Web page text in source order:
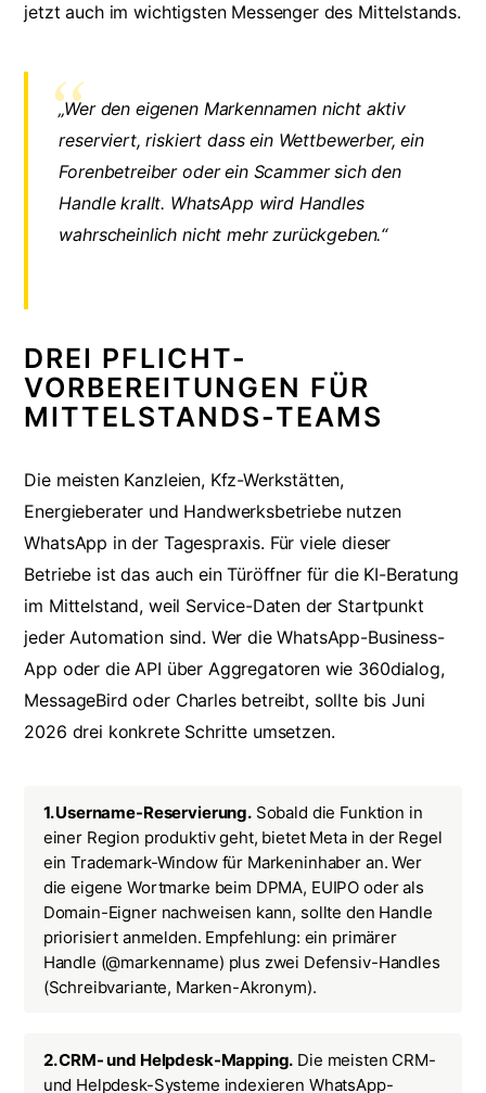
jetzt auch im wichtigsten Messenger des Mittelstands.
„Wer den eigenen Markennamen nicht aktiv
reserviert, riskiert dass ein Wettbewerber, ein
Forenbetreiber oder ein Scammer sich den
Handle krallt. WhatsApp wird Handles
wahrscheinlich nicht mehr zurückgeben.“
DREI PFLICHT-
VORBEREITUNGEN FÜR
MITTELSTANDS-TEAMS
Die meisten Kanzleien, Kfz-Werkstätten,
Energieberater und Handwerksbetriebe nutzen
WhatsApp in der Tagespraxis. Für viele dieser
Betriebe ist das auch ein Türöffner für die KI-Beratung
im Mittelstand, weil Service-Daten der Startpunkt
jeder Automation sind. Wer die WhatsApp-Business-
App oder die API über Aggregatoren wie 360dialog,
MessageBird oder Charles betreibt, sollte bis Juni
2026 drei konkrete Schritte umsetzen.
1. Username-Reservierung.Sobald die Funktion in
einer Region produktiv geht, bietet Meta in der Regel
ein Trademark-Window für Markeninhaber an. Wer
die eigene Wortmarke beim DPMA, EUIPO oder als
Domain-Eigner nachweisen kann, sollte den Handle
priorisiert anmelden. Empfehlung: ein primärer
Handle (@markenname) plus zwei Defensiv-Handles
(Schreibvariante, Marken-Akronym).
2. CRM- und Helpdesk-Mapping. Die meisten CRM-
und Helpdesk-Systeme indexieren WhatsApp-